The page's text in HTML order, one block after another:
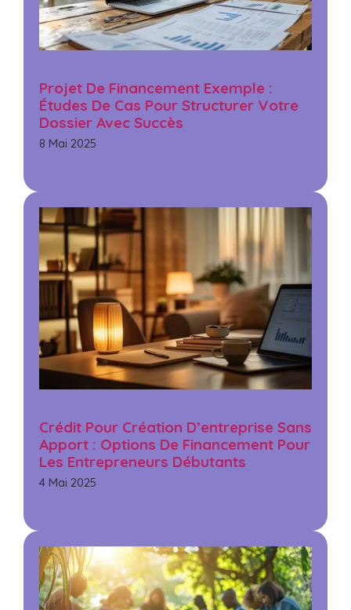
Projet De Financement Exemple :
Études De Cas Pour Structurer Votre
Dossier Avec Succès
8 Mai 2025
Crédit Pour Création D’entreprise Sans
Apport : Options De Financement Pour
Les Entrepreneurs Débutants
4 Mai 2025